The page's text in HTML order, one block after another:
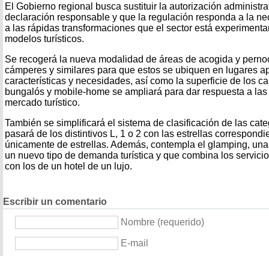
El Gobierno regional busca sustituir la autorización
declaración responsable y que la regulación responda a la
a las rápidas transformaciones que el sector está
modelos turísticos.
Se recogerá la nueva modalidad de áreas de acogida y
cámperes y similares para que estos se ubiquen en lugares
características y necesidades, así como la superficie de los
bungalós y mobile-home se ampliará para dar respuesta a
mercado turístico.
También se simplificará el sistema de clasificación de las
pasará de los distintivos L, 1 o 2 con las estrellas
únicamente de estrellas. Además, contempla el glamping,
un nuevo tipo de demanda turística y que combina los
con los de un hotel de un lujo.
Escribir un comentario
Nombre (requerido)
E-mail